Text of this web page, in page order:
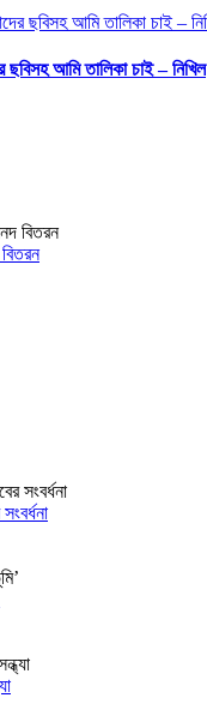
ছবিসহ আমি তালিকা চাই – নিখিল